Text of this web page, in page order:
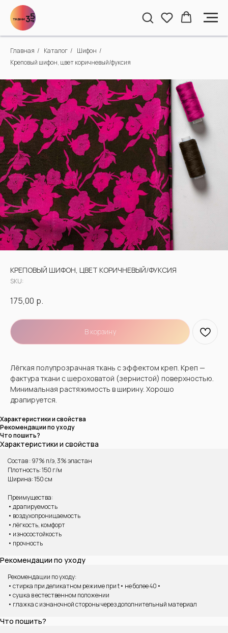
Главная / Каталог / Шифон /
Креповый шифон, цвет коричневый/фуксия
КРЕПОВЫЙ ШИФОН, ЦВЕТ КОРИЧНЕВЫЙ/ФУКСИЯ
SKU:
175,00 р.
В корзину
Лёгкая полупрозрачная ткань с эффектом креп. Креп —
фактура ткани с шероховатой (зернистой) поверхностью.
Минимальная растяжимость в ширину. Хорошо
драпируется.
Характеристики и свойства
Рекомендации по уходу
Что пошить?
Характеристики и свойства
Состав : 97% п/э, 3% эластан
Плотность: 150 г/м
Ширина: 150 см
Преимущества:
• драпируемость
• воздухопроницаемость
• лёгкость, комфорт
• износостойкость
• прочность
Рекомендации по уходу
Рекомендации по уходу:
• стирка при деликатном режиме при t• не более 40•
• сушка в естественном положении
• глажка с изнаночной стороны через дополнительный материал
Что пошить?